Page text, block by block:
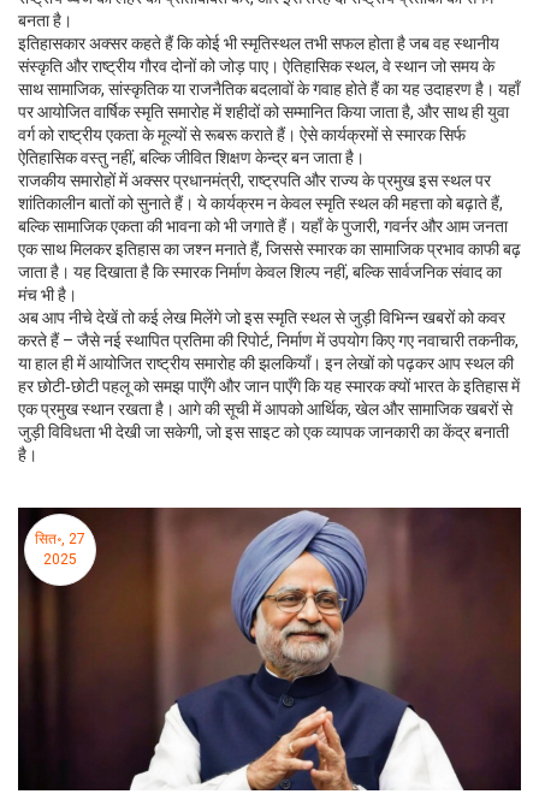
बनता है।
इतिहासकार अक्सर कहते हैं कि कोई भी स्मृतिस्थल तभी सफल होता है जब वह स्थानीय
संस्कृति और राष्ट्रीय गौरव दोनों को जोड़ पाए। ऐतिहासिक स्थल, वे स्थान जो समय के
साथ सामाजिक, सांस्कृतिक या राजनैतिक बदलावों के गवाह होते हैंका यह उदाहरण है। यहाँ
पर आयोजित वार्षिक स्मृति समारोह में शहीदों को सम्मानित किया जाता है, और साथ ही युवा
वर्ग को राष्ट्रीय एकता के मूल्यों से रूबरू कराते हैं। ऐसे कार्यक्रमों से स्मारक सिर्फ
ऐतिहासिक वस्तु नहीं, बल्कि जीवित शिक्षण केन्द्र बन जाता है।
राजकीय समारोहों में अक्सर प्रधानमंत्री, राष्ट्रपति और राज्य के प्रमुख इस स्थल पर
शांतिकालीन बातों को सुनाते हैं। ये कार्यक्रम न केवल स्मृति स्थल की महत्ता को बढ़ाते हैं,
बल्कि सामाजिक एकता की भावना को भी जगाते हैं। यहाँ के पुजारी, गवर्नर और आम जनता
एक साथ मिलकर इतिहास का जश्न मनाते हैं, जिससे स्मारक का सामाजिक प्रभाव काफी बढ़
जाता है। यह दिखाता है कि स्मारक निर्माण केवल शिल्प नहीं, बल्कि सार्वजनिक संवाद का
मंच भी है।
अब आप नीचे देखें तो कई लेख मिलेंगे जो इस स्मृति स्थल से जुड़ी विभिन्न खबरों को कवर
करते हैं – जैसे नई स्थापित प्रतिमा की रिपोर्ट, निर्माण में उपयोग किए गए नवाचारी तकनीक,
या हाल ही में आयोजित राष्ट्रीय समारोह की झलकियाँ। इन लेखों को पढ़कर आप स्थल की
हर छोटी‑छोटी पहलू को समझ पाएँगे और जान पाएँगे कि यह स्मारक क्यों भारत के इतिहास में
एक प्रमुख स्थान रखता है। आगे की सूची में आपको आर्थिक, खेल और सामाजिक खबरों से
जुड़ी विविधता भी देखी जा सकेगी, जो इस साइट को एक व्यापक जानकारी का केंद्र बनाती
है।
सित॰, 27
2025